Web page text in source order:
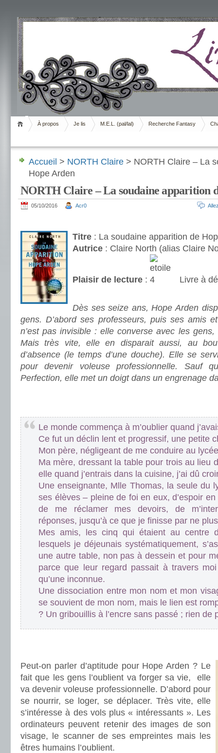
Livrement
À propos Je lis M.E.L. (pal/lal) Recherche Fantasy
Accueil > NORTH Claire > NORTH Claire – La
Hope Arden
NORTH Claire – La soudaine apparition
05/10/2016 Acr0
Titre : La soudaine apparition de
Autrice : Claire North (alias Claire
Plaisir de lecture :
Livre à
Dès ses seize ans, Hope Arden
gens. D’abord ses professeurs, puis ses amis
n’est pas invisible : elle converse avec les
Mais très vite, elle en disparait aussi, au
d’absence (le temps d’une douche). Elle se
pour devenir voleuse professionnelle. Sauf
Perfection, elle met un doigt dans un engrenage
Le monde commença à m’oublier quand
Ce fut un déclin lent et progressif, une petite
Mon père, négligeant de me conduire au
Ma mère, dressant la table pour trois au lieu
elle quand j’entrais dans la cuisine, j’ai dû
Une enseignante, Mlle Thomas, la seule du
ses élèves – pleine de foi en eux, d’espoir
de me réclamer mes devoirs, de
réponses, jusqu’à ce que je finisse par ne
Mes amis, les cinq qui étaient au centre
lesquels je déjeunais systématiquement,
une autre table, non pas à dessein et pour
parce que leur regard passait à travers
qu’une inconnue.
Une dissociation entre mon nom et mon
se souvient de mon nom, mais le lien est
? Un gribouillis à l’encre sans passé ; rien de
Peut-on parler d’aptitude pour Hope Arden ? Le
fait que les gens l’oublient va forger sa vie, elle
va devenir voleuse professionnelle. D’abord pour
se nourrir, se loger, se déplacer. Très vite, elle
s’intéresse à des vols plus « intéressants ». Les
ordinateurs peuvent retenir des images de son
visage, le scanner de ses empreintes mais les
êtres humains l’oublient.